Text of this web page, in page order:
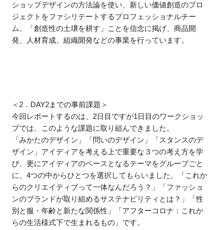
ショップデザインの方法論を使い、新しい価値創造のプロ
ジェクトをファシリテートするプロフェッショナルチー
ム。「創造性の土壌を耕す」ことを信念に掲げ、商品開
発、人材育成、組織開発などの事業を行っています。
＜2．DAY2までの事前課題＞
今回レポートするのは、2日目ですが1日目のワークショッ
プでは、このような課題に取り組んできました。
「みかたのデザイン」「問いのデザイン」「スタンスのデ
ザイン」アイディアを考える上で重要な３つの考え方を学
び、更にアイディアのベースとなるテーマをグループごと
に、4つの中からひとつを選択してもらいました。「これか
らのクリエイティブって一体なんだろう？」「ファッショ
ンのブランドが取り組めるサステナビリティとは？」「性
別と服・年齢と新たな関係性」「アフターコロナ：これか
らの生活様式下で生まれるもの」です。